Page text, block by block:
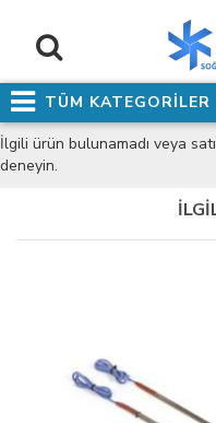
TÜM KATEGORİLER
İlgili ürün bulunamadı veya
deneyin.